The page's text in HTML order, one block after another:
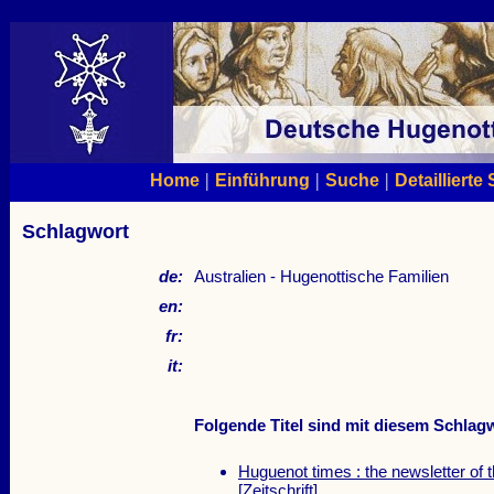
Home| Einführung | Suche| Detaillierte
Schlagwort
de: Australien - Hugenottische Familien
en:
fr:
it:
Folgende Titel sind mit diesem
Huguenot times : the newsletter of